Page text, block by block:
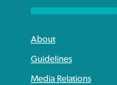
About
Guidelines
Media Relations